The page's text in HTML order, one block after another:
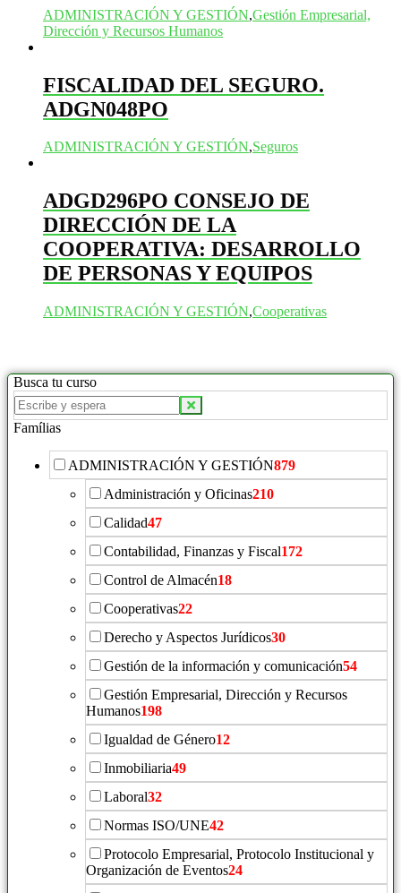
ADMINISTRACIÓN Y GESTIÓN,Gestión Empresarial,
Dirección y Recursos Humanos
FISCALIDAD DEL SEGURO.
ADGN048PO
ADMINISTRACIÓN Y GESTIÓN,Seguros
ADGD296PO CONSEJO DE
DIRECCIÓN DE LA
COOPERATIVA: DESARROLLO
DE PERSONAS Y EQUIPOS
ADMINISTRACIÓN Y GESTIÓN,Cooperativas
Busca tu curso
Buscar
productos:
Famílias
ADMINISTRACIÓN Y GESTIÓN879
Administración y Oficinas210
Calidad47
Contabilidad, Finanzas y Fiscal172
Control de Almacén18
Cooperativas22
Derecho y Aspectos Jurídicos30
Gestión de la información y comunicación54
Gestión Empresarial, Dirección y Recursos
Humanos198
Igualdad de Género12
Inmobiliaria49
Laboral32
Normas ISO/UNE42
Protocolo Empresarial, Protocolo Institucional y
Organización de Eventos24